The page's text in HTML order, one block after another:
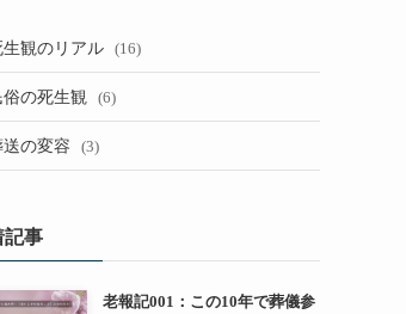
生観のリアル (16)
俗の死生観 (6)
送の変容 (3)
記事
老報記001：この10年で葬儀参